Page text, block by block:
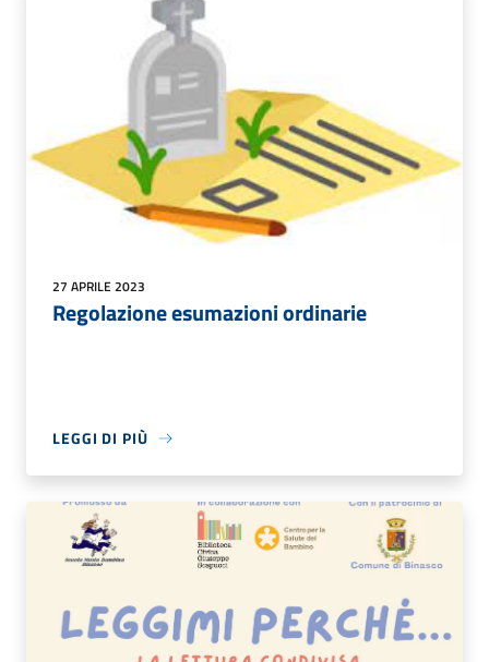
27 APRILE 2023
Regolazione esumazioni ordinarie
LEGGI DI PIÙ